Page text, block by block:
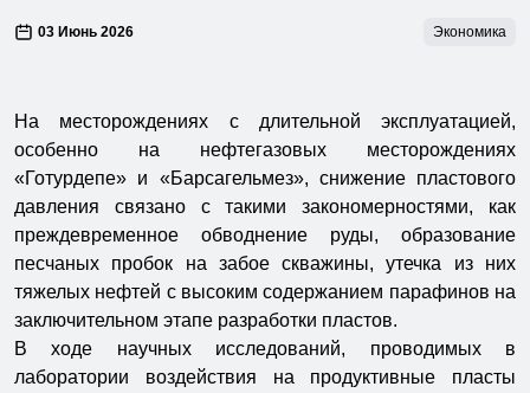
03 Июнь 2026 Экономика
На месторождениях с длительной эксплуатацией,
особенно на нефтегазовых месторождениях
«Готурдепе» и «Барсагельмез», снижение пластового
давления связано с такими закономерностями, как
преждевременное обводнение руды, образование
песчаных пробок на забое скважины, утечка из них
тяжелых нефтей с высоким содержанием парафинов на
заключительном этапе разработки пластов.
В ходе научных исследований, проводимых в
лаборатории воздействия на продуктивные пласты